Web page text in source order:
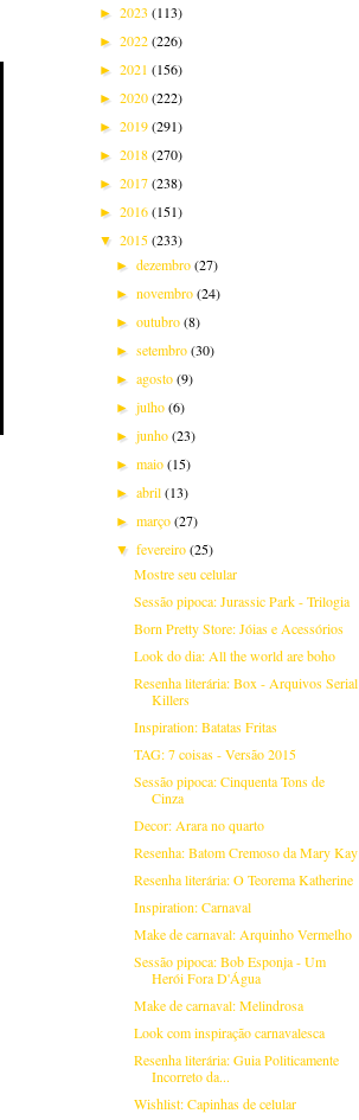
► 2023 (113)
► 2022(226)
► 2021 (156)
► 2020(222)
► 2019(291)
► 2018(270)
► 2017(238)
► 2016(151)
▼ 2015(233)
►dezembro(27)
►novembro(24)
►outubro(8)
►setembro(30)
►agosto(9)
►julho(6)
►junho(23)
►maio(15)
►abril(13)
►março(27)
▼fevereiro(25)
Mostre seu celular
Sessão pipoca: Jurassic Park - Trilogia
Born Pretty Store: Jóias e Acessórios
Look do dia: All the world are boho
Resenha literária: Box - Arquivos Serial
Killers
Inspiration: Batatas Fritas
TAG: 7 coisas - Versão 2015
Sessão pipoca: Cinquenta Tons de
Cinza
Decor: Arara no quarto
Resenha: Batom Cremoso da Mary Kay
Resenha literária: O Teorema Katherine
Inspiration: Carnaval
Make de carnaval: Arquinho Vermelho
Sessão pipoca: Bob Esponja - Um
Herói Fora D'Água
Make de carnaval: Melindrosa
Look com inspiração carnavalesca
Resenha literária: Guia Politicamente
Incorreto da...
Wishlist: Capinhas de celular